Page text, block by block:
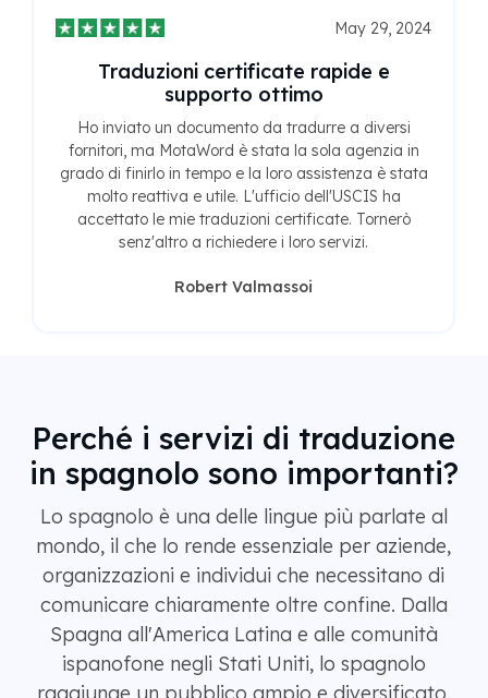
May 29, 2024
Traduzioni certificate rapide e
supporto ottimo
Ho inviato un documento da tradurre a diversi
fornitori, ma MotaWord è stata la sola agenzia in
grado di finirlo in tempo e la loro assistenza è stata
molto reattiva e utile. L'ufficio dell'USCIS ha
accettato le mie traduzioni certificate. Tornerò
senz'altro a richiedere i loro servizi.
Robert Valmassoi
Perché i servizi di traduzione
in spagnolo sono importanti?
Lo spagnolo è una delle lingue più parlate al
mondo, il che lo rende essenziale per aziende,
organizzazioni e individui che necessitano di
comunicare chiaramente oltre confine. Dalla
Spagna all'America Latina e alle comunità
ispanofone negli Stati Uniti, lo spagnolo
raggiunge un pubblico ampio e diversificato.